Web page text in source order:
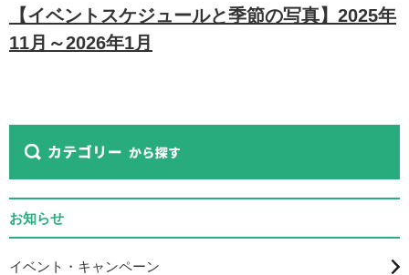
【イベントスケジュールと季節の写真】2025年
11月～2026年1月
お知らせ
イベント・キャンペーン